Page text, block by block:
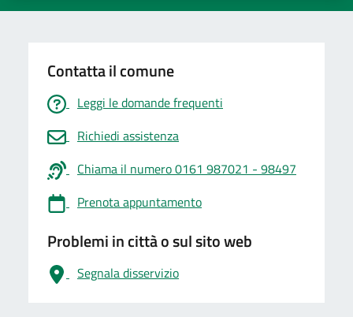
Contatta il comune
Leggi le domande frequenti
Richiedi assistenza
Chiama il numero 0161 987021 - 98497
Prenota appuntamento
Problemi in città o sul sito web
Segnala disservizio